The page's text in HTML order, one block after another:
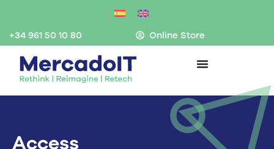
contenido
+34 961 50 10 80 Online Store
Access